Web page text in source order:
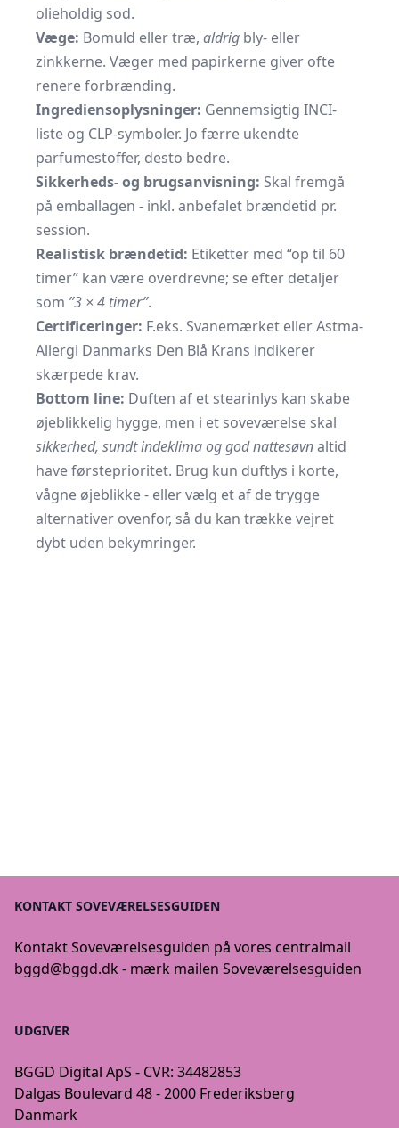
olieholdig sod.
Væge: Bomuld eller træ, aldrig bly- eller
zinkkerne. Væger med papirkerne giver ofte
renere forbrænding.
Ingrediensoplysninger: Gennemsigtig INCI-
liste og CLP-symboler. Jo færre ukendte
parfumestoffer, desto bedre.
Sikkerheds- og brugsanvisning: Skal fremgå
på emballagen - inkl. anbefalet brændetid pr.
session.
Realistisk brændetid: Etiketter med “op til 60
timer” kan være overdrevne; se efter detaljer
som ”3 × 4 timer”.
Certificeringer: F.eks. Svanemærket eller Astma-
Allergi Danmarks Den Blå Krans indikerer
skærpede krav.
Bottom line: Duften af et stearinlys kan skabe
øjeblikkelig hygge, men i et soveværelse skal
sikkerhed, sundt indeklima og god nattesøvnaltid
have førsteprioritet. Brug kun duftlys i korte,
vågne øjeblikke - eller vælg et af de trygge
alternativer ovenfor, så du kan trække vejret
dybt uden bekymringer.
KONTAKT SOVEVÆRELSESGUIDEN
Kontakt Soveværelsesguiden på vores centralmail
bggd@bggd.dk- mærk mailen Soveværelsesguiden
UDGIVER
BGGD Digital ApS - CVR: 34482853
Dalgas Boulevard 48 - 2000 Frederiksberg
Danmark